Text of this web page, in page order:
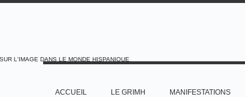
L'IMAGE DANS LE MONDE HISPANIQUE
ACCUEIL LE GRIMH MANIFESTATIONS